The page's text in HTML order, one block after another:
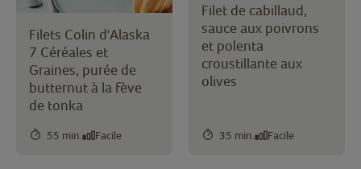
Filets Colin d'Alaska
7 Céréales et
Graines, purée de
butternut à la fève
de tonka
55 min. Facile
Filet de cabillaud,
sauce aux poivrons
et polenta
croustillante aux
olives
35 min. Facile